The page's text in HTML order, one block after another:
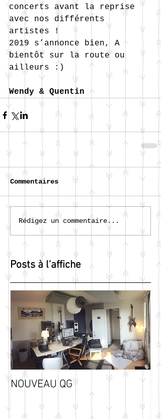
Posts à l'affiche
concerts avant la reprise
avec nos différents
artistes !
2019 s’annonce bien, A
bientôt sur la route ou
ailleurs :)
Wendy & Quentin
Commentaires
Rédigez un commentaire...
NOUVEAU QG